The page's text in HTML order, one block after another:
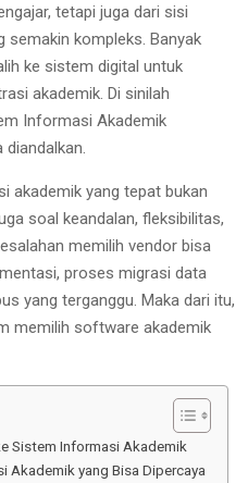
tetapi juga dari sisi
semakin kompleks. Banyak
ke sistem digital untuk
akademik. Di sinilah
Informasi Akademik
diandalkan.
akademik yang tepat bukan
soal keandalan, fleksibilitas,
memilih vendor bisa
proses migrasi data
yang terganggu. Maka dari itu,
memilih software akademik
Sistem Informasi Akademik
Akademik yang Bisa Dipercaya